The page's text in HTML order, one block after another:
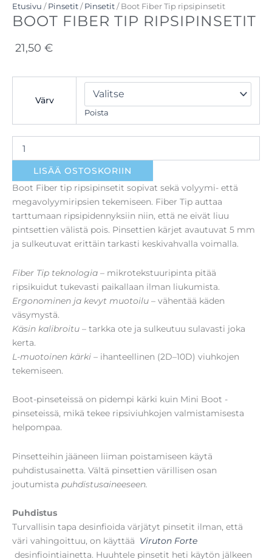
Etusivu / Pinsetit / Pinsetit / Boot Fiber Tip ripsipinsetit
BOOT FIBER TIP RIPSIPINSETIT
21,50 €
Värv
Poista
LISÄÄ OSTOSKORIIN
Boot Fiber tip ripsipinsetit sopivat sekä volyymi- että
megavolyymiripsien tekemiseen. Fiber Tip auttaa
tarttumaan ripsipidennyksiin niin, että ne eivät liuu
pintsettien välistä pois. Pinsettien kärjet avautuvat 5 mm
ja sulkeutuvat erittäin tarkasti keskivahvalla voimalla.
Fiber Tip teknologia – mikrotekstuuri­pinta pitää
ripsikuidut tukevasti paikallaan ilman liukumista.
Ergonominen ja kevyt muotoilu – vähentää käden
väsymystä.
Käsin kalibroitu – tarkka ote ja sulkeutuu sulavasti joka
kerta.
L-muotoinen kärki – ihanteellinen (2D–10D) viuhkojen
tekemiseen.
Boot-pinseteissä on pidempi kärki kuin Mini Boot -
pinseteissä, mikä tekee ripsiviuhkojen valmistamisesta
helpompaa.
Pinsetteihin jääneen liiman poistamiseen käytä
puhdistusainetta. Vältä pinsettien värillisen osan
joutumista puhdistusaineeseen.
Puhdistus
Turvallisin tapa desinfioida värjätyt pinsetit ilman, että
väri vahingoittuu, on käyttää Viruton Forte
desinfiointiainetta. Huuhtele pinsetit heti käytön jälkeen